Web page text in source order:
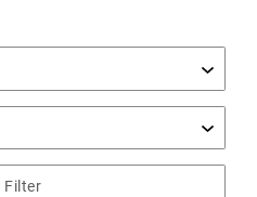
Filter